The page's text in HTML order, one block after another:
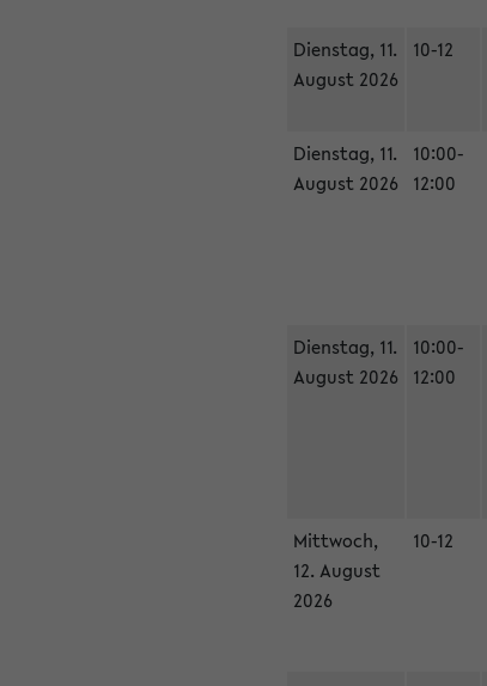
Dienstag, 11.
August 2026
10-12
Dienstag, 11.
August 2026
10:00-
12:00
Dienstag, 11.
August 2026
10:00-
12:00
Mittwoch,
12. August
2026
10-12